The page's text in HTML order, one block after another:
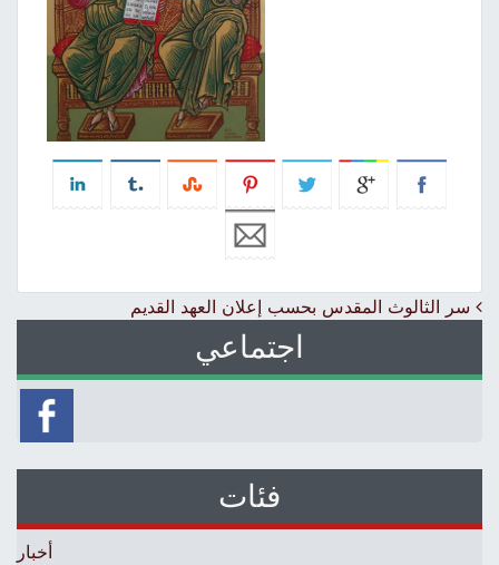
Post navigation
سر الثالوث المقدس بحسب إعلان العهد القديم
اجتماعي
فئات
أخبار